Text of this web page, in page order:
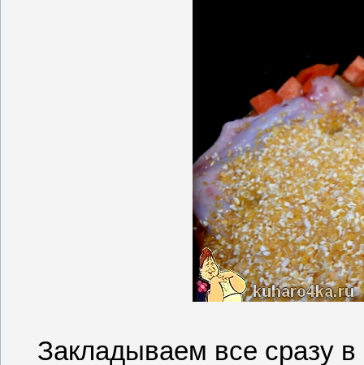
Закладываем все сразу